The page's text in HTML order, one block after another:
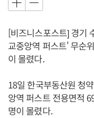
[비즈니스포스트] 경기
교중앙역 퍼스트' 무순
이 몰렸다.
18일 한국부동산원 청
앙역 퍼스트 전용면적
명이 몰렸다.